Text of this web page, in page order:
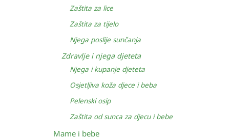
Zaštita za lice
Zaštita za tijelo
Njega poslije sunčanja
Zdravlje i njega djeteta
Njega i kupanje djeteta
Osjetljiva koža djece i beba
Pelenski osip
Zaštita od sunca za djecu i bebe
Mame i bebe